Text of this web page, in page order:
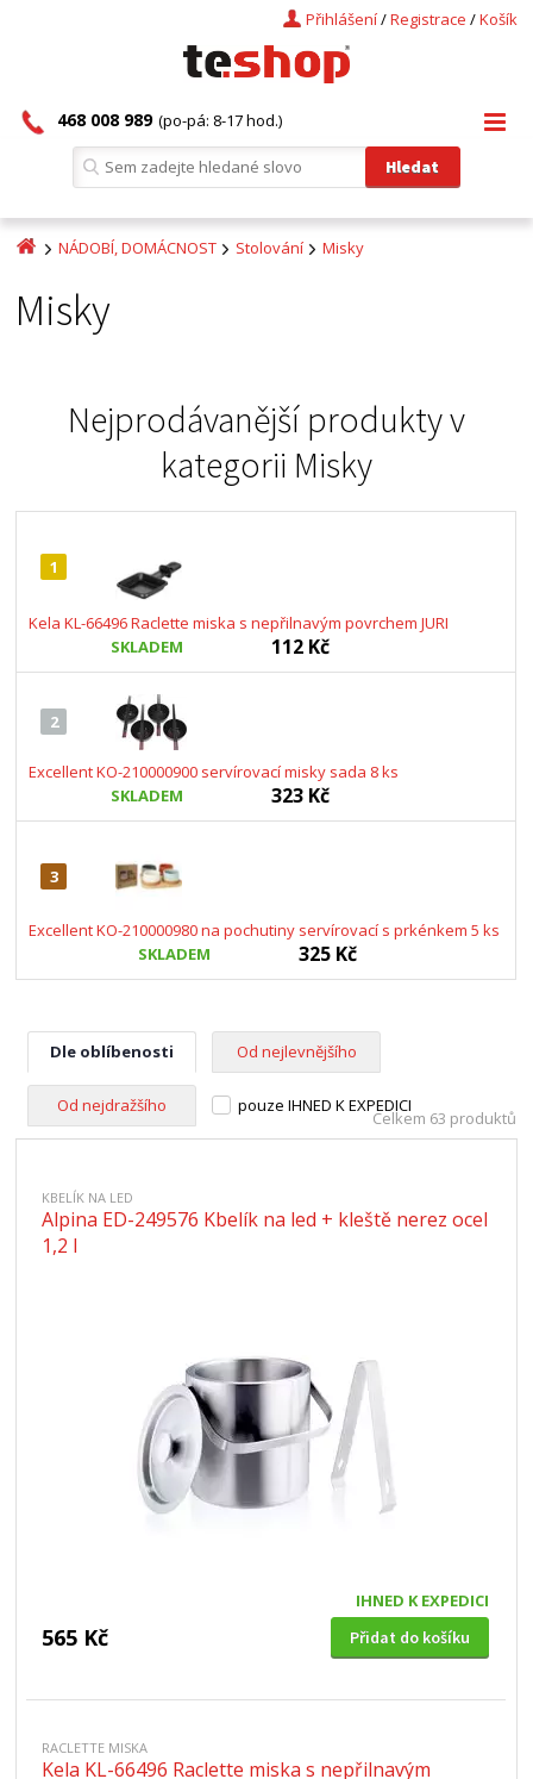
Košík
/
Registrace
/
Přihlášení
468 008 989 (po-pá: 8-17 hod.)
NÁDOBÍ, DOMÁCNOST Stolování Misky
Misky
Nejprodávanější produkty v
kategorii Misky
1
Kela KL-66496 Raclette miska s nepřilnavým povrchem JURI
SKLADEM
112 Kč
2
Excellent KO-210000900 servírovací misky sada 8 ks
SKLADEM
323 Kč
3
Excellent KO-210000980 na pochutiny servírovací s prkénkem 5 ks
SKLADEM
325 Kč
Dle oblíbenosti Od nejlevnějšího
Od nejdražšího pouze IHNED K EXPEDICI
Celkem 63 produktů
KBELÍK NA LED
Alpina ED-249576 Kbelík na led + kleště nerez ocel
1,2 l
IHNED K EXPEDICI
565 Kč Přidat do košíku
RACLETTE MISKA
Kela KL-66496 Raclette miska s nepřilnavým